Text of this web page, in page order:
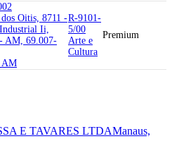
Oitis, 8711 -
Ii,
AM, 69.007-
AM
R-9101-
5/00
Arte e
Cultura
Premium
E TAVARES LTDAManaus,